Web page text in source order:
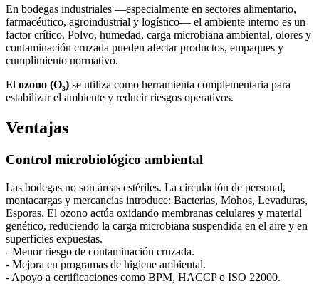
En bodegas industriales —especialmente en sectores alimentario,
farmacéutico, agroindustrial y logístico— el ambiente interno es un
factor crítico. Polvo, humedad, carga microbiana ambiental, olores y
contaminación cruzada pueden afectar productos, empaques y
cumplimiento normativo.
El ozono (O₃) se utiliza como herramienta complementaria para
estabilizar el ambiente y reducir riesgos operativos.
Ventajas
Control microbiológico ambiental
Las bodegas no son áreas estériles. La circulación de personal,
montacargas y mercancías introduce: Bacterias, Mohos, Levaduras,
Esporas. El ozono actúa oxidando membranas celulares y material
genético, reduciendo la carga microbiana suspendida en el aire y en
superficies expuestas.
- Menor riesgo de contaminación cruzada.
- Mejora en programas de higiene ambiental.
- Apoyo a certificaciones como BPM, HACCP o ISO 22000.